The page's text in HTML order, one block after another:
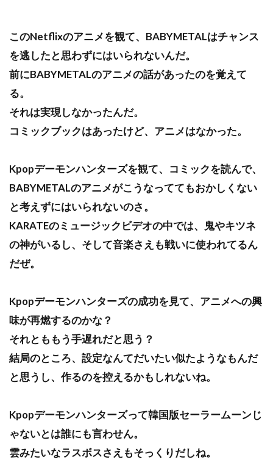
このNetflixのアニメを観て、BABYMETALはチャンス
を逃したと思わずにはいられないんだ。
前にBABYMETALのアニメの話があったのを覚えて
る。
それは実現しなかったんだ。
コミックブックはあったけど、アニメはなかった。
Kpopデーモンハンターズを観て、コミックを読んで、
BABYMETALのアニメがこうなっててもおかしくない
と考えずにはいられないのさ。
KARATEのミュージックビデオの中では、鬼やキツネ
の神がいるし、そして音楽さえも戦いに使われてるん
だぜ。
Kpopデーモンハンターズの成功を見て、アニメへの興
味が再燃するのかな？
それとももう手遅れだと思う？
結局のところ、設定なんてだいたい似たようなもんだ
と思うし、作るのを控えるかもしれないね。
Kpopデーモンハンターズって韓国版セーラームーンじ
ゃないとは誰にも言わせん。
雲みたいなラスボスさえもそっくりだしね。